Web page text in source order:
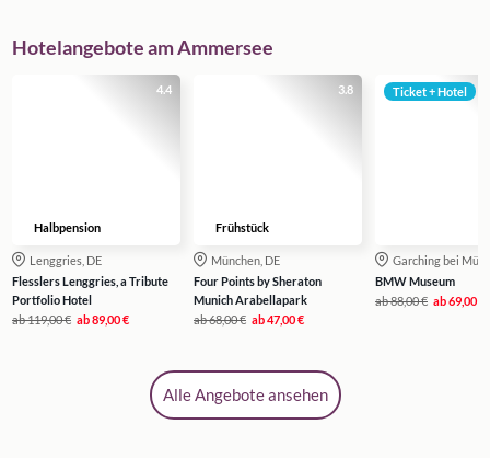
Hotelangebote am Ammersee
4.4
Halbpension
Lenggries, DE
Flesslers Lenggries, a Tribute
Portfolio Hotel
ab119,00 € ab89,00 €
3.8
Frühstück
München, DE
Four Points by Sheraton
Munich Arabellapark
ab68,00 € ab47,00 €
Ticket + Hotel
Garching bei
BMW Museum
ab88,00 € ab69,00 €
Alle Angebote ansehen